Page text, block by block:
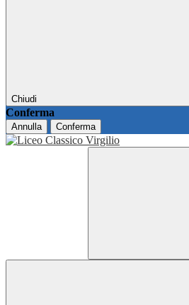
Chiudi
Conferma
Annulla Conferma